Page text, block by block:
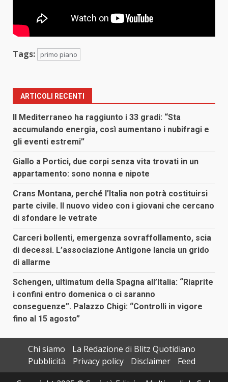
Tags: primo piano
ARTICOLI RECENTI
Il Mediterraneo ha raggiunto i 33 gradi: “Sta
accumulando energia, così aumentano i nubifragi e
gli eventi estremi”
Giallo a Portici, due corpi senza vita trovati in un
appartamento: sono nonna e nipote
Crans Montana, perché l’Italia non potrà costituirsi
parte civile. Il nuovo video con i giovani che cercano
di sfondare le vetrate
Carceri bollenti, emergenza sovraffollamento, scia
di decessi. L’associazione Antigone lancia un grido
di allarme
Schengen, ultimatum della Spagna all’Italia: “Riaprite
i confini entro domenica o ci saranno
conseguenze”. Palazzo Chigi: “Controlli in vigore
fino al 15 agosto”
Chi siamo
La Redazione di Blitz Quotidiano
Pubblicità
Privacy policy Disclaimer
Feed